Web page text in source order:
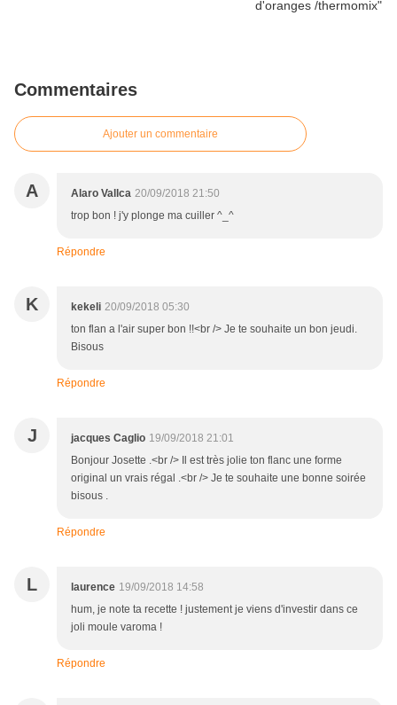
Commentaires
Ajouter un commentaire
A Alaro Vallca 20/09/2018 21:50
trop bon ! j'y plonge ma cuiller ^_^
Répondre
K kekeli 20/09/2018 05:30
ton flan a l'air super bon !!<br /> Je te souhaite un bon jeudi.
Bisous
Répondre
J jacques Caglio 19/09/2018 21:01
Bonjour Josette .<br /> Il est très jolie ton flanc une forme
original un vrais régal .<br /> Je te souhaite une bonne soirée
bisous .
Répondre
L laurence 19/09/2018 14:58
hum, je note ta recette ! justement je viens d'investir dans ce
joli moule varoma !
Répondre